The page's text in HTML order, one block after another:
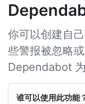
你可以创建自
些警报被忽略
Dependabot
谁可以使用此功能